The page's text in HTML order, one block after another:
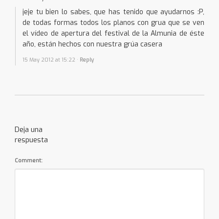
jeje tu bien lo sabes, que has tenido que ayudarnos :P,
de todas formas todos los planos con grua que se ven
el vídeo de apertura del festival de la Almunia de éste
año, están hechos con nuestra grúa casera
15 May 2012 at 15:22 · Reply
Deja una
respuesta
Comment: